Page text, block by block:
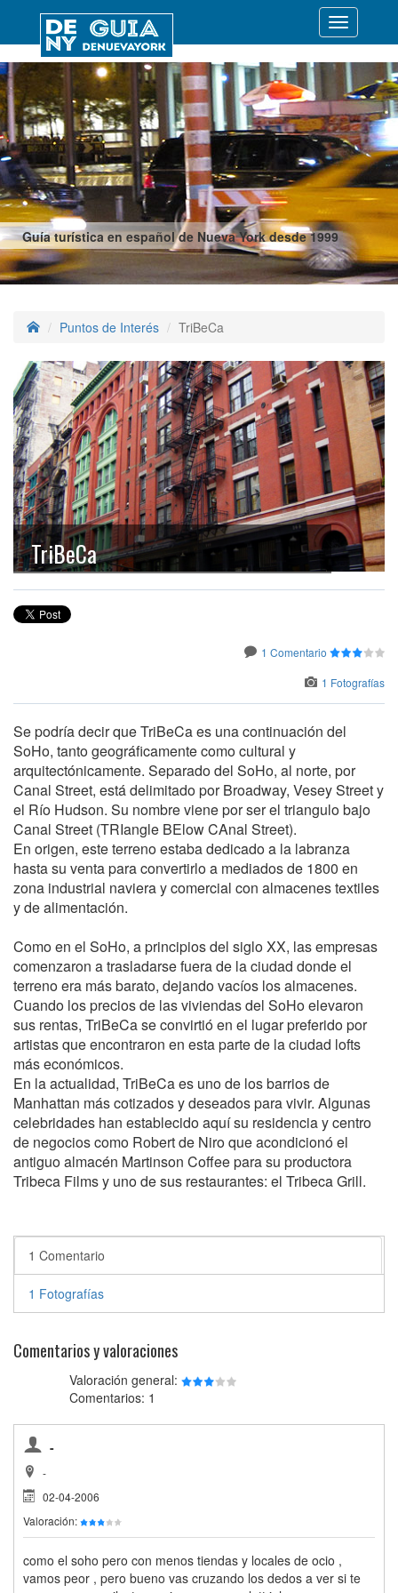
Guía turística en español de Nueva York desde 1999
Desplegar
Puntos de Interés TriBeCa
TriBeCa
1 Comentario
1 Fotografías
Se podría decir que TriBeCa es una continuación del
SoHo, tanto geográficamente como cultural y
arquitectónicamente. Separado del SoHo, al norte, por
Canal Street, está delimitado por Broadway, Vesey Street y
el Río Hudson. Su nombre viene por ser el triangulo bajo
Canal Street (TRIangle BElow CAnal Street).
En origen, este terreno estaba dedicado a la labranza
hasta su venta para convertirlo a mediados de 1800 en
zona industrial naviera y comercial con almacenes textiles
y de alimentación.
Como en el SoHo, a principios del siglo XX, las empresas
comenzaron a trasladarse fuera de la ciudad donde el
terreno era más barato, dejando vacíos los almacenes.
Cuando los precios de las viviendas del SoHo elevaron
sus rentas, TriBeCa se convirtió en el lugar preferido por
artistas que encontraron en esta parte de la ciudad lofts
más económicos.
En la actualidad, TriBeCa es uno de los barrios de
Manhattan más cotizados y deseados para vivir. Algunas
celebridades han establecido aquí su residencia y centro
de negocios como Robert de Niro que acondicionó el
antiguo almacén Martinson Coffee para su productora
Tribeca Films y uno de sus restaurantes: el Tribeca Grill.
1 Comentario
1 Fotografías
Comentarios y valoraciones
Valoración general:
Comentarios: 1
-
-
02-04-2006
Valoración:
como el soho pero con menos tiendas y locales de ocio ,
vamos peor , pero bueno vas cruzando los dedos a ver si te